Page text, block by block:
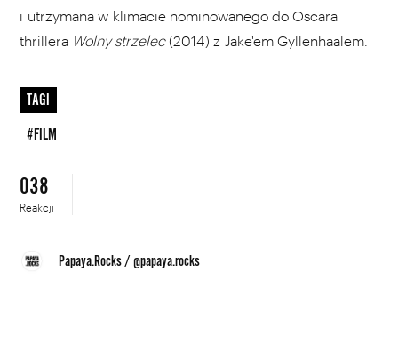
i utrzymana w klimacie nominowanego do Oscara
thrillera Wolny strzelec(2014) z Jake'em Gyllenhaalem.
TAGI
#FILM
038
Reakcji
Papaya.Rocks /@papaya.rocks